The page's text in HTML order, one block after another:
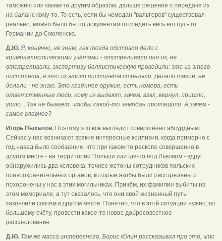
таможню или каким-то другим образом, дальше решение о передаче их
на баланс кому-то. То есть, если бы чемодан "вальтеров" существовал
реально, можно было бы по документам отследить весь его путь от
Германии до Смоленска.
Д.Ю.Я, конечно, не знаю, как тогда обстояло дело с
криминалистическими учётами - отстреливали они их, не
отстреливали, экспертизу баллистическую проводили: это из этого
пистолета, а это из этого пистолета стреляли. Делали такое, не
делали - не знаю. Это казённое оружие, есть номера, есть
ответственные люди, кому их выдают, зачем, взял, вернул, пришло,
ушло... Так не бывает, чтобы какой-то чемодан протащили. А зачем -
самое главное?
Игорь Пыхалов. Поэтому это всё выглядит совершенно абсурдным.
Сейчас у нас возникают всякие интересные коллизии, когда примерно с
год назад было сообщение, что при каком-то раскопе совершенно в
другом месте - на территории Польши или где-то под Львовом - вдруг
обнаружились два человека, точнее жетоны сотрудников польских
правоохранительных органов, которые якобы были расстреляны и
похоронены у нас в этих могильниках. Причём, их фамилии выбиты на
этом мемориале, а тут оказалось, что они свой жизненный путь
закончили совсем в другом месте. Понятно, что в этой ситуации нужно, по
большому счёту, провести какое-то новое добросовестное
расследование.
Д.Ю. Там же масса интересного. Борис Юлин рассказывал про это, что